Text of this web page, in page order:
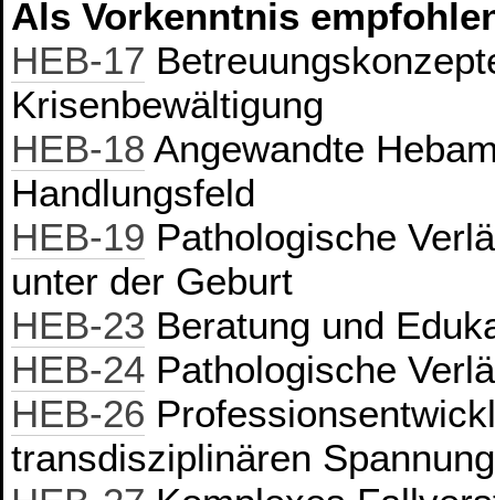
Als Vorkenntnis
HEB-17
Krisenbewältigung
HEB-18 Angewandte
Handlungsfeld
HEB-19 Pathologische
unter der Geburt
HEB-23 Beratung und
HEB-24 Pathologische
HEB-26
transdisziplinären